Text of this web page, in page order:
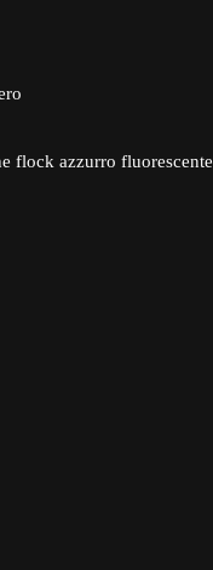
flock azzurro fluorescente